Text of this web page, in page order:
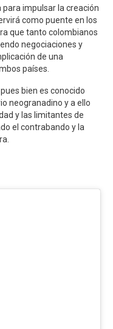
impulsar la creación
como puente en los
que tanto colombianos
negociaciones y
de una
países.
bien es conocido
neogranadino y a ello
y las limitantes de
el contrabando y la